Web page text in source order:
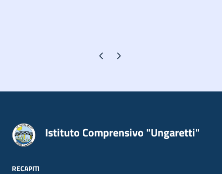
Pagina precedente
Pagina successiva
Istituto Comprensivo "Ungaretti"
RECAPITI